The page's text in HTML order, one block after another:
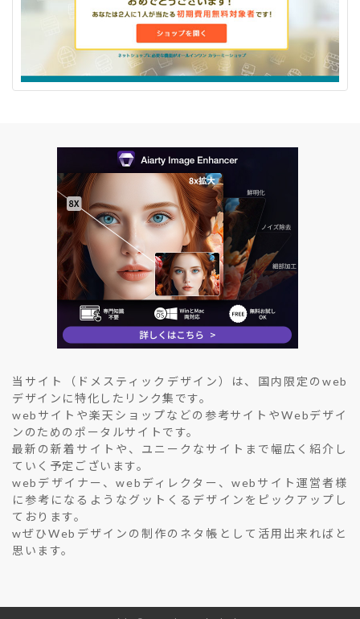
当サイト（ドメスティックデザイン）は、国内限定のweb
デザインに特化したリンク集です。
webサイトや楽天ショップなどの参考サイトやWebデザイ
ンのためのポータルサイトです。
最新の新着サイトや、ユニークなサイトまで幅広く紹介し
ていく予定ございます。
webデザイナー、webディレクター、webサイト運営者様
に参考になるようなグットくるデザインをピックアップし
ております。
wぜひWebデザインの制作のネタ帳として活用出来ればと
思います。